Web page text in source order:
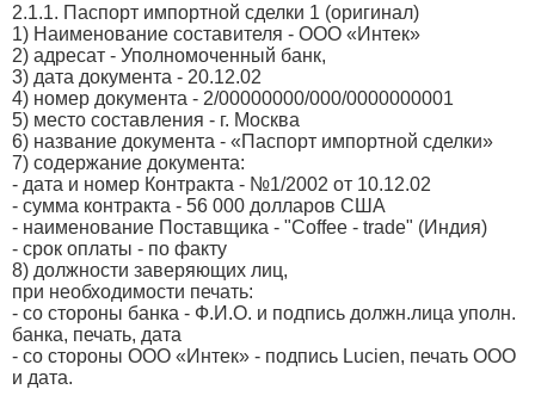
2.1.1. Паспорт импортной сделки 1 (оригинал)
1) Наименование составителя - ООО «Интек»
2) адресат - Уполномоченный банк,
3) дата документа - 20.12.02
4) номер документа - 2/00000000/000/0000000001
5) место составления - г. Москва
6) название документа - «Паспорт импортной сделки»
7) содержание документа:
- дата и номер Контракта - №1/2002 от 10.12.02
- сумма контракта - 56 000 долларов США
- наименование Поставщика - "Coffee - trade" (Индия)
- срок оплаты - по факту
8) должности заверяющих лиц,
при необходимости печать:
- со стороны банка - Ф.И.О. и подпись должн.лица уполн.
банка, печать, дата
- со стороны ООО «Интек» - подпись Lucien, печать ООО
и дата.